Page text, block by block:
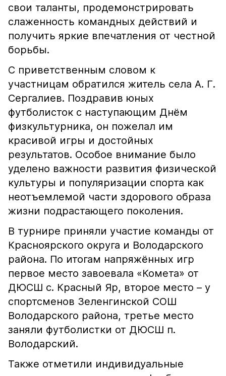
свои таланты, продемонстрировать
слаженность командных действий и
получить яркие впечатления от честной
борьбы.
С приветственным словом к
участницам обратился житель села А. Г.
Сергалиев. Поздравив юных
футболисток с наступающим Днём
физкультурника, он пожелал им
красивой игры и достойных
результатов. Особое внимание было
уделено важности развития физической
культуры и популяризации спорта как
неотъемлемой части здорового образа
жизни подрастающего поколения.
В турнире приняли участие команды от
Красноярского округа и Володарского
района. По итогам напряжённых игр
первое место завоевала «Комета» от
ДЮСШ с. Красный Яр, второе место – у
спортсменов Зеленгинской СОШ
Володарского района, третье место
заняли футболистки от ДЮСШ п.
Володарский.
Также отметили индивидуальные